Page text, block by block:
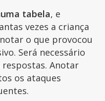
tabela, e
vezes a criança
o que provocou
Será necessário
Anotar
os ataques